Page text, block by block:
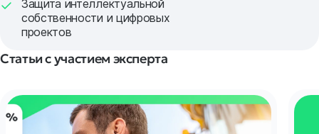
Защита интеллектуальной
собственности и цифровых
проектов
Статьи с участием эксперта